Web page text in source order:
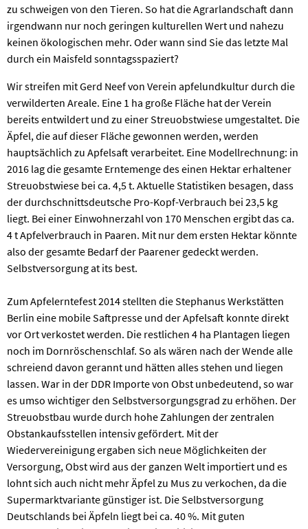
zu schweigen von den Tieren. So hat die Agrarlandschaft dann
irgendwann nur noch geringen kulturellen Wert und nahezu
keinen ökologischen mehr. Oder wann sind Sie das letzte Mal
durch ein Maisfeld sonntagsspaziert?
Wir streifen mit Gerd Neef von Verein apfelundkultur durch die
verwilderten Areale. Eine 1 ha große Fläche hat der Verein
bereits entwildert und zu einer Streuobstwiese umgestaltet. Die
Äpfel, die auf dieser Fläche gewonnen werden, werden
hauptsächlich zu Apfelsaft verarbeitet. Eine Modellrechnung: in
2016 lag die gesamte Erntemenge des einen Hektar erhaltener
Streuobstwiese bei ca. 4,5 t. Aktuelle Statistiken besagen, dass
der durchschnittsdeutsche Pro-Kopf-Verbrauch bei 23,5 kg
liegt. Bei einer Einwohnerzahl von 170 Menschen ergibt das ca.
4 t Apfelverbrauch in Paaren. Mit nur dem ersten Hektar könnte
also der gesamte Bedarf der Paarener gedeckt werden.
Selbstversorgung at its best.
Zum Apfelerntefest 2014 stellten die Stephanus Werkstätten
Berlin eine mobile Saftpresse und der Apfelsaft konnte direkt
vor Ort verkostet werden. Die restlichen 4 ha Plantagen liegen
noch im Dornröschenschlaf. So als wären nach der Wende alle
schreiend davon gerannt und hätten alles stehen und liegen
lassen. War in der DDR Importe von Obst unbedeutend, so war
es umso wichtiger den Selbstversorgungsgrad zu erhöhen. Der
Streuobstbau wurde durch hohe Zahlungen der zentralen
Obstankaufsstellen intensiv gefördert. Mit der
Wiedervereinigung ergaben sich neue Möglichkeiten der
Versorgung, Obst wird aus der ganzen Welt importiert und es
lohnt sich auch nicht mehr Äpfel zu Mus zu verkochen, da die
Supermarktvariante günstiger ist. Die Selbstversorgung
Deutschlands bei Äpfeln liegt bei ca. 40 %. Mit guten